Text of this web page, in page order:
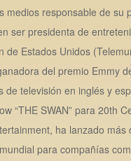
medios responsable de su
ser presidenta de
de Estados Unidos
del premio Emmy
de televisión en inglés y
“THE SWAN” para 20th
ha lanzado más
para compañías